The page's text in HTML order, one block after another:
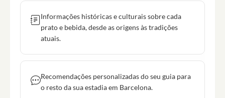
Informações históricas e culturais sobre cada
prato e bebida, desde as origens às tradições
atuais.
Recomendações personalizadas do seu guia para
o resto da sua estadia em Barcelona.